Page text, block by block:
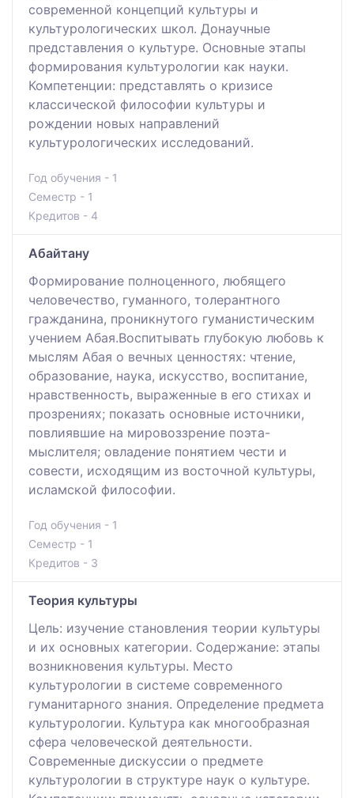
современной концепций культуры и
культурологических школ. Донаучные
представления о культуре. Основные этапы
формирования культурологии как науки.
Компетенции: представлять о кризисе
классической философии культуры и
рождении новых направлений
культурологических исследований.
Год обучения - 1
Семестр - 1
Кредитов - 4
Абайтану
Формирование полноценного, любящего
человечество, гуманного, толерантного
гражданина, проникнутого гуманистическим
учением Абая.Воспитывать глубокую любовь к
мыслям Абая о вечных ценностях: чтение,
образование, наука, искусство, воспитание,
нравственность, выраженные в его стихах и
прозрениях; показать основные источники,
повлиявшие на мировоззрение поэта-
мыслителя; овладение понятием чести и
совести, исходящим из восточной культуры,
исламской философии.
Год обучения - 1
Семестр - 1
Кредитов - 3
Теория культуры
Цель: изучение становления теории культуры
и их основных категории. Содержание: этапы
возникновения культуры. Место
культурологии в системе современного
гуманитарного знания. Определение предмета
культурологии. Культура как многообразная
сфера человеческой деятельности.
Современные дискуссии о предмете
культурологии в структуре наук о культуре.